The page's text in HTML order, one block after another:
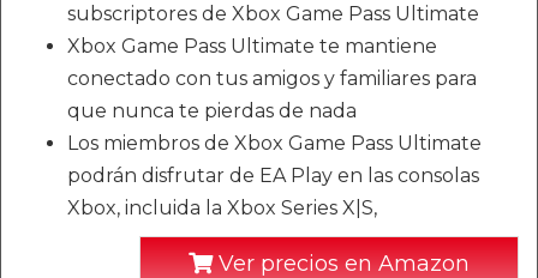
subscriptores de Xbox Game Pass Ultimate
Xbox Game Pass Ultimate te mantiene
conectado con tus amigos y familiares para
que nunca te pierdas de nada
Los miembros de Xbox Game Pass Ultimate
podrán disfrutar de EA Play en las consolas
Xbox, incluida la Xbox Series X|S,
Ver precios en Amazon